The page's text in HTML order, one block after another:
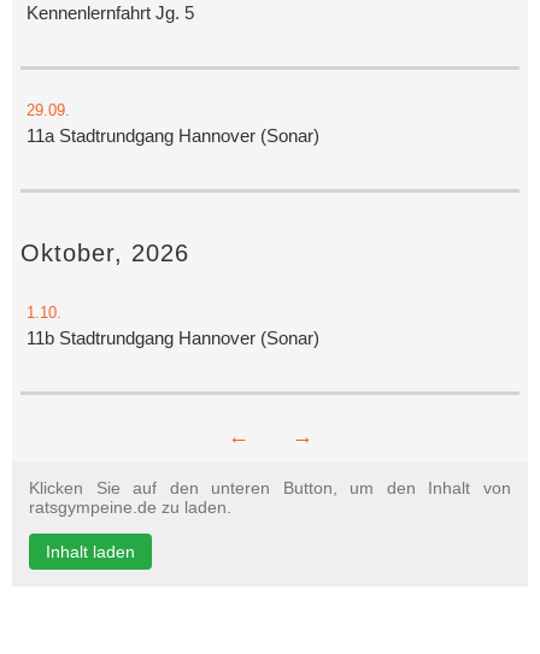
Kennenlernfahrt Jg. 5
29.09.
11a Stadtrundgang Hannover (Sonar)
Oktober, 2026
1.10.
11b Stadtrundgang Hannover (Sonar)
← →
Klicken Sie auf den unteren Button, um den Inhalt von
ratsgympeine.de zu laden.
Inhalt laden